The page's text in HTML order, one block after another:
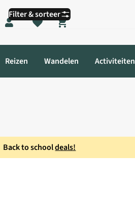
Shopping cart
Reizen Wandelen Activiteiten
Back to schooldeals!
Filter & sorteer